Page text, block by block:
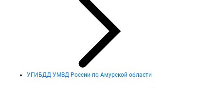
УГИБДД УМВД России по Амурской области